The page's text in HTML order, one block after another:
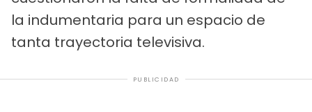
la indumentaria para un espacio de
tanta trayectoria televisiva.
PUBLICIDAD